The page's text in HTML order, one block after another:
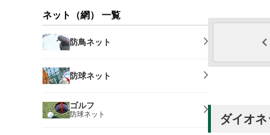
ダイオ
ネット（網） 一覧
防鳥ネット
防球ネット
ゴルフ
防球ネット